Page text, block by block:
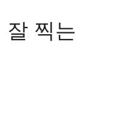
잘 찍는